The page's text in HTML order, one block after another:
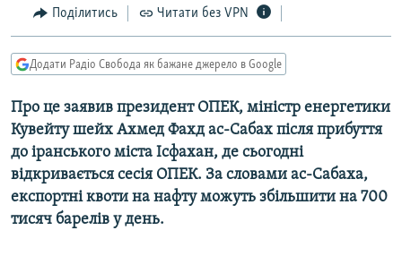
Перейти
до
пошуку
СУСПІЛЬСТВО
УКРАЇНА
СВІТ
ДОНБАС.РЕАЛІЇ
ТИ ЯК?
СХЕМИ
КИТАЙ.ВИКЛИКИ
МУЛЬТИМЕДІА
ФОТО
Поділитись Читати без VPN
Додати Радіо Свобода як бажане джерело в Google
Про це заявив президент ОПЕК, міністр енергетики
Кувейту шейх Ахмед Фахд ас-Сабах після прибуття
до іранського міста Ісфахан, де сьогодні
відкривається сесія ОПЕК. За словами ас-Сабаха,
експортні квоти на нафту можуть збільшити на 700
тисяч барелів у день.